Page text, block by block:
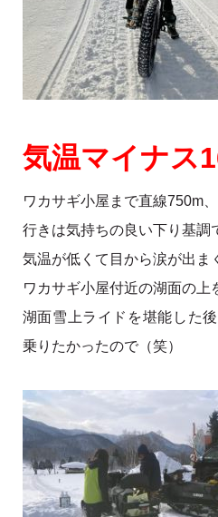
気温マイナス
ワカサギ小屋まで直線750m
行きは気持ちの良い下り基調
気温が低くて目から涙が出ま
ワカサギ小屋付近の湖面の上
湖面雪上ライドを堪能した
乗りたかったので（笑）